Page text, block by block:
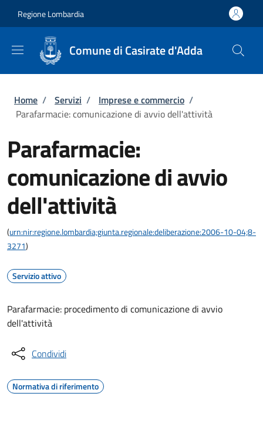
Regione Lombardia
Comune di Casirate d'Adda
Briciole di pane
Home / Servizi / Imprese e commercio /
Parafarmacie: comunicazione di avvio dell'attività
Parafarmacie:
comunicazione di avvio
dell'attività
(urn:nir:regione.lombardia;giunta.regionale:deliberazione:2006-10-04;8-
3271)
Servizio attivo
Parafarmacie: procedimento di comunicazione di avvio
dell'attività
Condividi
Normativa di riferimento